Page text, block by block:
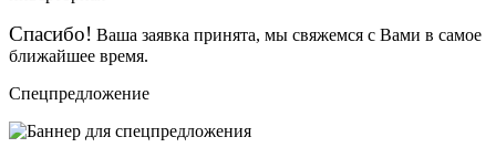
Спасибо! Ваша заявка принята, мы свяжемся с Вами в самое
ближайшее время.
Спецпредложение